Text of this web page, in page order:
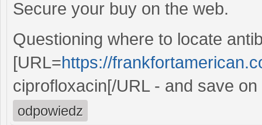
Secure your buy on the web.
Questioning where to locate
[URL=https://
ciprofloxacin[/URL - and save
odpowiedz